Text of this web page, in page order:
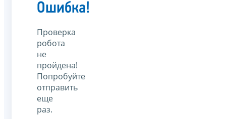
Ошибка!
Проверка
робота
не
пройдена!
Попробуйте
отправить
еще
раз.